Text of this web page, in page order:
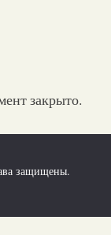
закрыто.
защищены.